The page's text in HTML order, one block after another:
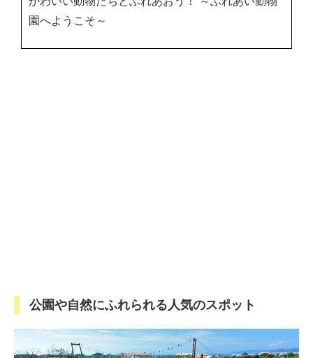
園へようこそ～
公園や自然にふれられる人気のスポット